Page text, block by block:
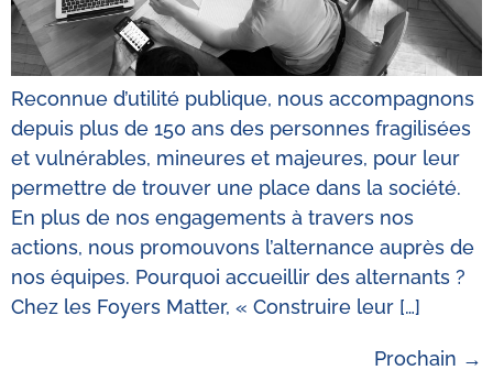
Reconnue d’utilité publique, nous accompagnons
depuis plus de 150 ans des personnes fragilisées
et vulnérables, mineures et majeures, pour leur
permettre de trouver une place dans la société.
En plus de nos engagements à travers nos
actions, nous promouvons l’alternance auprès de
nos équipes. Pourquoi accueillir des alternants ?
Chez les Foyers Matter, « Construire leur […]
Prochain →